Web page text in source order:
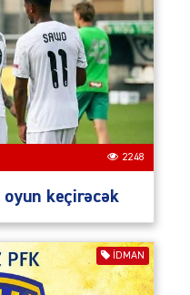
2248
oyun keçirəcək
İDMAN